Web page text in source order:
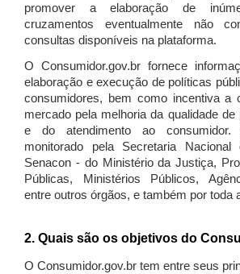
promover a elaboração de
cruzamentos eventualmente não
consultas disponíveis na plataforma.
O Consumidor.gov.br fornece
elaboração e execução de políticas
consumidores, bem como incentiva a
mercado pela melhoria da qualidade
e do atendimento ao
monitorado pela Secretaria
Senacon - do Ministério da Justiça,
Públicas, Ministérios Públicos,
entre outros órgãos, e também por toda
2. Quais são os objetivos do
O Consumidor.gov.br tem entre seus